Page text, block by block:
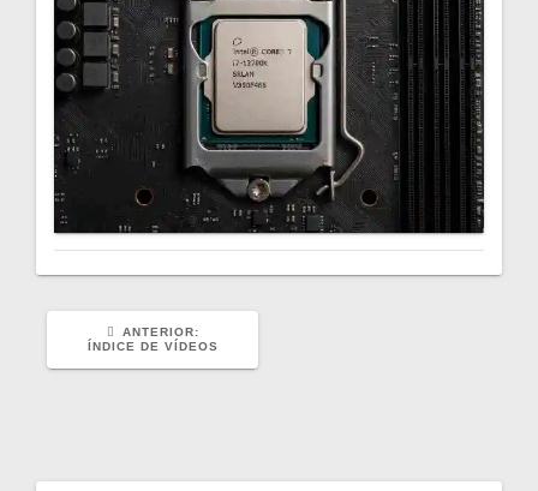
ANTERIOR:POST
ANTERIOR:
ÍNDICE DE VÍDEOS